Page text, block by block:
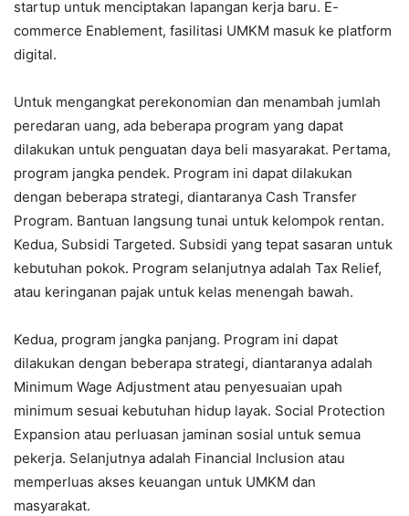
startup untuk menciptakan lapangan kerja baru. E-
commerce Enablement, fasilitasi UMKM masuk ke platform
digital.
Untuk mengangkat perekonomian dan menambah jumlah
peredaran uang, ada beberapa program yang dapat
dilakukan untuk penguatan daya beli masyarakat. Pertama,
program jangka pendek. Program ini dapat dilakukan
dengan beberapa strategi, diantaranya Cash Transfer
Program. Bantuan langsung tunai untuk kelompok rentan.
Kedua, Subsidi Targeted. Subsidi yang tepat sasaran untuk
kebutuhan pokok. Program selanjutnya adalah Tax Relief,
atau keringanan pajak untuk kelas menengah bawah.
Kedua, program jangka panjang. Program ini dapat
dilakukan dengan beberapa strategi, diantaranya adalah
Minimum Wage Adjustment atau penyesuaian upah
minimum sesuai kebutuhan hidup layak. Social Protection
Expansion atau perluasan jaminan sosial untuk semua
pekerja. Selanjutnya adalah Financial Inclusion atau
memperluas akses keuangan untuk UMKM dan
masyarakat.